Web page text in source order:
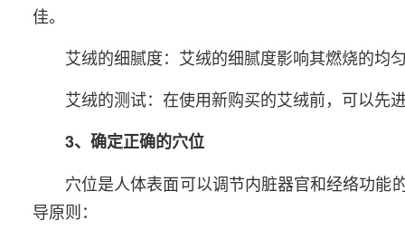
佳。
艾绒的细腻度：艾绒的细腻度影响其燃烧的均
艾绒的测试：在使用新购买的艾绒前，可以先
3、确定正确的穴位
穴位是人体表面可以调节内脏器官和经络功能
导原则：